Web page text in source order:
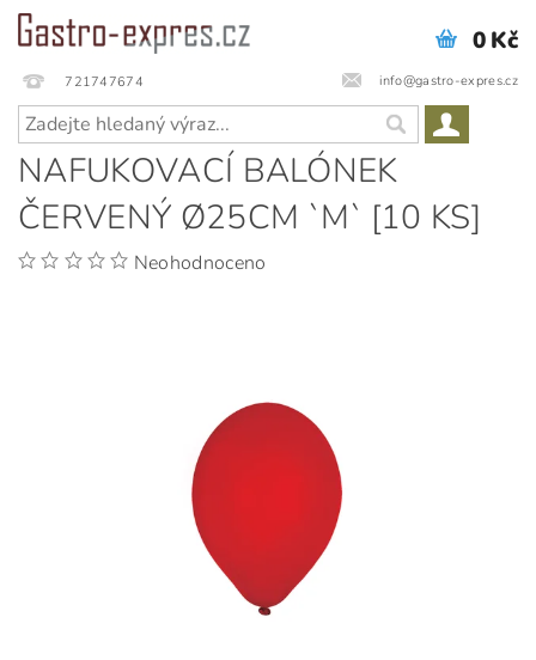
721747674 info@gastro-expres.cz
0 Kč
NAFUKOVACÍ BALÓNEK
ČERVENÝ Ø25CM `M` [10 KS]
Neohodnoceno